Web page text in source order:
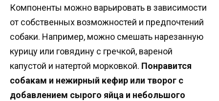
Компоненты можно варьировать в зависимости
от собственных возможностей и предпочтений
собаки. Например, можно смешать нарезанную
курицу или говядину с гречкой, вареной
капустой и натертой морковкой. Понравится
собакам и нежирный кефир или творог с
добавлением сырого яйца и небольшого